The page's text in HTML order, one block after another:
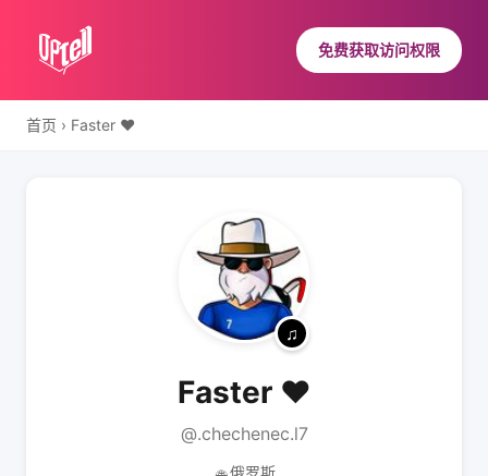
免费获取访问权限
首页 › Faster ❤
Faster ❤
@.chechenec.l7
俄罗斯